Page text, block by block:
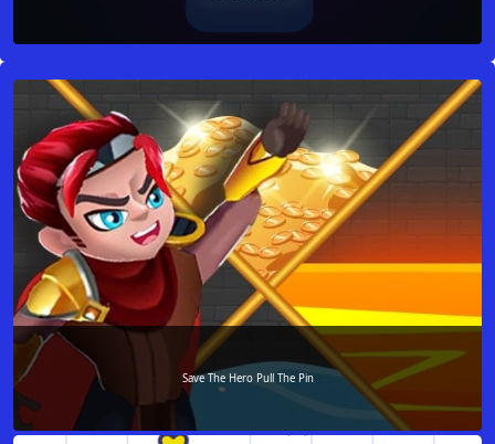
Save The Hero Pull The Pin